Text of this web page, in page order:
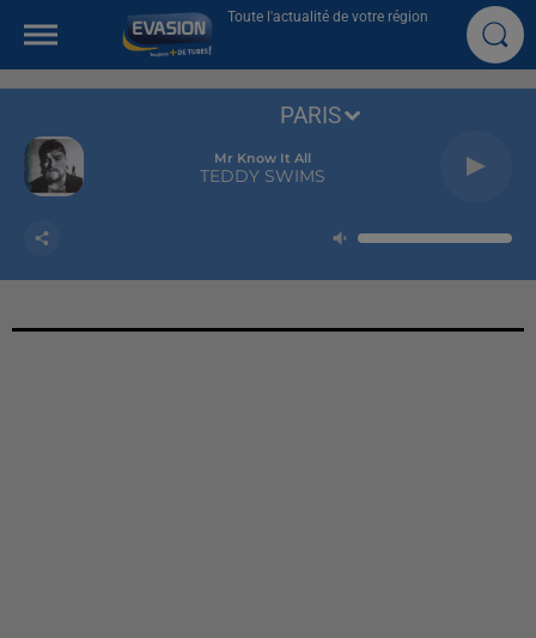
Toute l'actualité de votre région
Mr Know It All
TEDDY SWIMS
PARIS